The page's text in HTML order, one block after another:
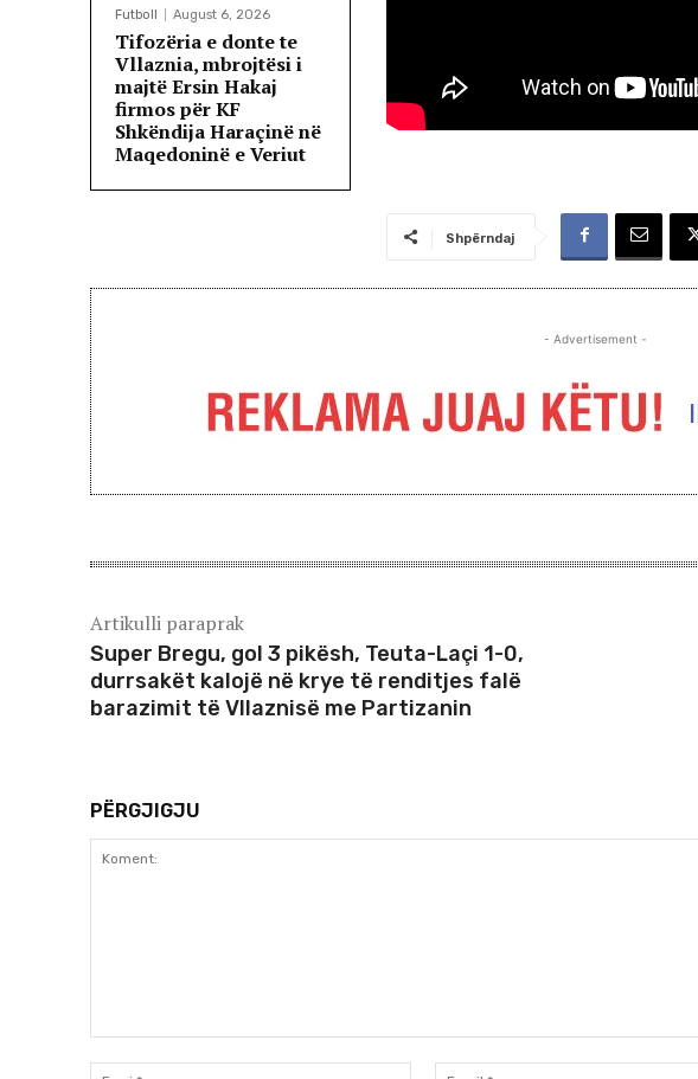
Futboll August 6, 2026
Tifozëria e donte te
Vllaznia, mbrojtësi i
majtë Ersin Hakaj
firmos për KF
Shkëndija Haraçinë në
Maqedoninë e Veriut
Shpërndaj
- Advertisement -
Artikulli paraprak
Super Bregu, gol 3 pikësh, Teuta-Laçi 1-0,
durrsakët kalojë në krye të renditjes falë
barazimit të Vllaznisë me Partizanin
PËRGJIGJU
Emri:*